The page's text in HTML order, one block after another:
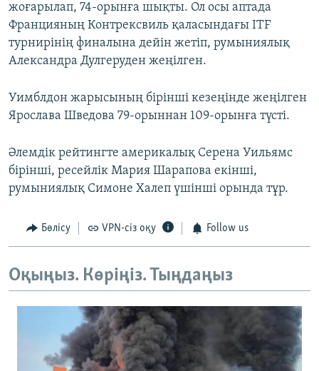
жоғарылап, 74-орынға шықты. Ол осы аптада
Францияның Контрексвиль қаласындағы ITF
турнирінің финалына дейін жетіп, румыниялық
Александра Дулгеруден жеңілген.
Уимблдон жарысының бірінші кезеңінде жеңілген
Ярослава Шведова 79-орыннан 109-орынға түсті.
Әлемдік рейтингте америкалық Серена Уильямс
бірінші, ресейлік Мария Шарапова екінші,
румыниялық Симоне Халеп үшінші орында тұр.
Бөлісу VPN-сіз оқу Follow us
Оқыңыз. Көріңіз. Тыңдаңыз